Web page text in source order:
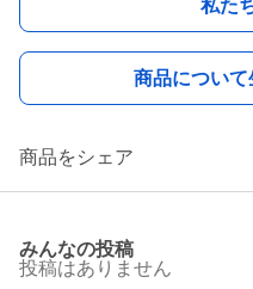
私た
商品につい
商品をシェア
みんなの投稿
投稿はありません